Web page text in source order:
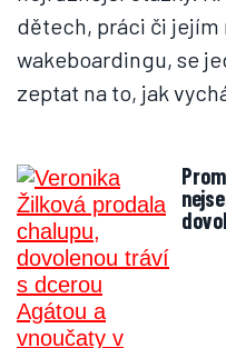
dětech, práci či jejím
wakeboardingu, se
zeptat na to, jak
Proměna Agáty